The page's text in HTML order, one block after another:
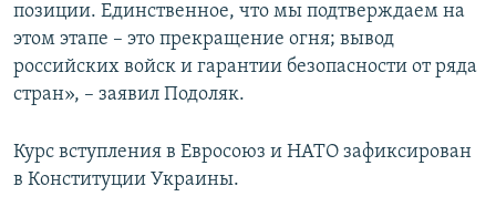
позиции. Единственное, что мы подтверждаем на
этом этапе – это прекращение огня; вывод
российских войск и гарантии безопасности от ряда
стран», – заявил Подоляк.
Курс вступления в Евросоюз и НАТО зафиксирован
в Конституции Украины.